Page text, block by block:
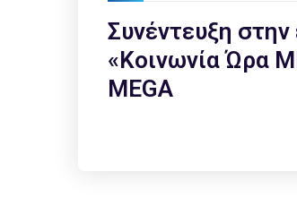
Συνέντευξη
«Κοινωνία Ώρα
MEGA